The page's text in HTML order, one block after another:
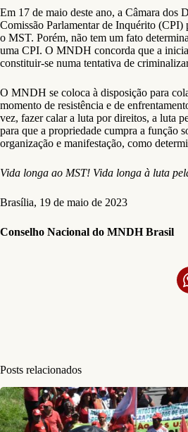
Em 17 de maio deste ano, a Câmara dos
Comissão Parlamentar de Inquérito (CPI)
o MST. Porém, não tem um fato
uma CPI. O MNDH concorda que a
constituir-se numa tentativa de
O MNDH se coloca à disposição para
momento de resistência e de
vez, fazer calar a luta por direitos, a luta
para que a propriedade cumpra a função
organização e manifestação, como
Vida longa ao MST! Vida longa à luta
Brasília, 19 de maio de 2023
Conselho Nacional do MNDH Brasil
Posts relacionados